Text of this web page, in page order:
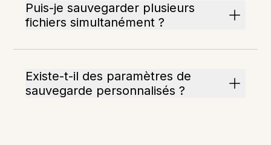
Puis-je sauvegarder plusieurs
fichiers simultanément ?
Existe-t-il des paramètres de
sauvegarde personnalisés ?